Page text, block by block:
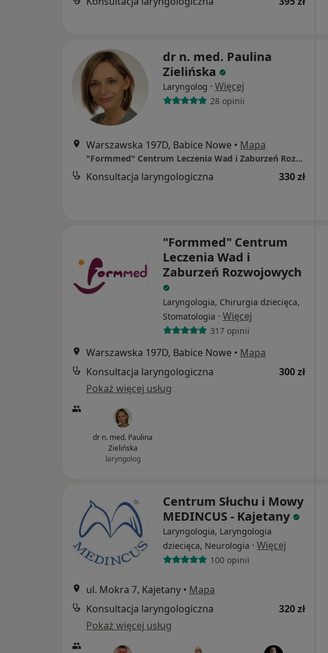
dr n. med. Paulina
Zielińska
Laryngolog · Więcej
28 opinii
Warszawska 197D, Babice Nowe • Mapa
"Formmed" Centrum Leczenia Wad i Zaburzeń Rozwojowych
Konsultacja laryngologiczna 330 zł
"Formmed" Centrum
Leczenia Wad i
Zaburzeń Rozwojowych
Laryngologia, Chirurgia dziecięca,
Stomatologia · Więcej
317 opinii
Warszawska 197D, Babice Nowe • Mapa
Konsultacja laryngologiczna
300 zł
Pokaż więcej usług
dr n. med. Paulina
Zielińska
laryngolog
Centrum Słuchu i Mowy
MEDINCUS - Kajetany
Laryngologia, Laryngologia
dziecięca, Neurologia · Więcej
100 opinii
ul. Mokra 7, Kajetany • Mapa
Konsultacja laryngologiczna
320 zł
Pokaż więcej usług